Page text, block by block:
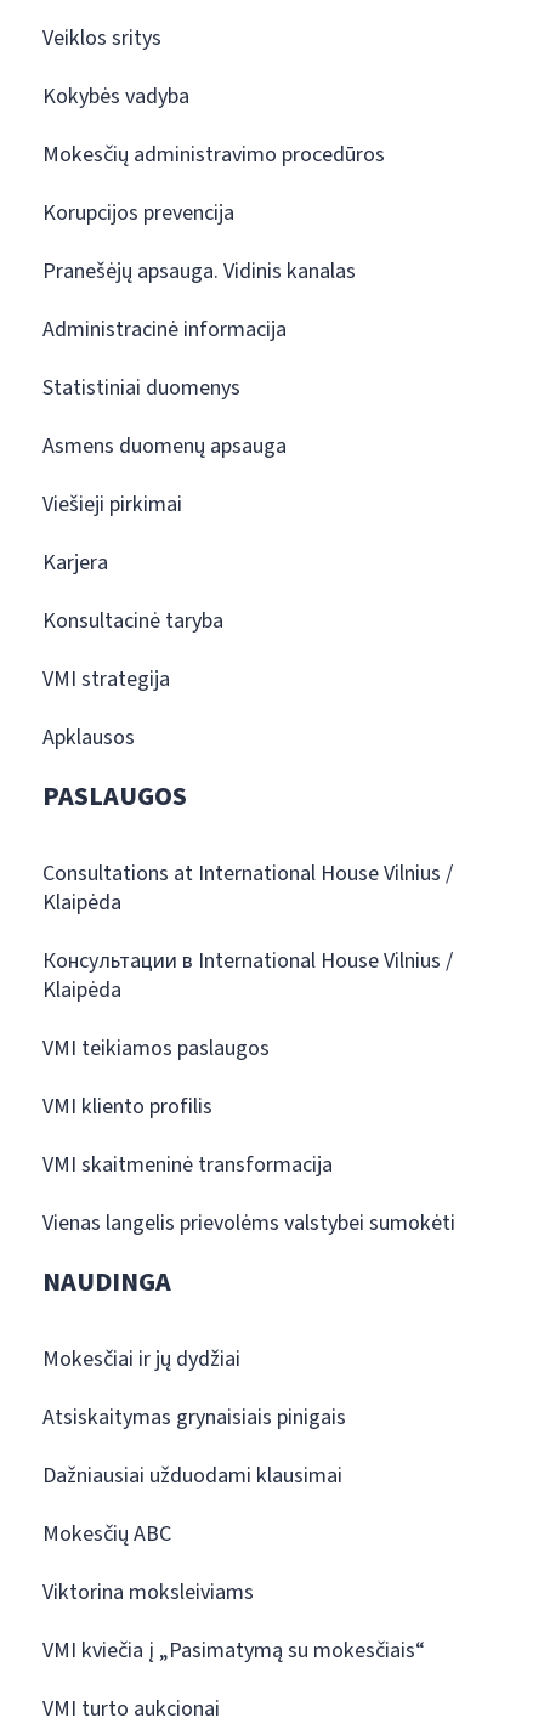
Veiklos sritys
Kokybės vadyba
Mokesčių administravimo procedūros
Korupcijos prevencija
Pranešėjų apsauga. Vidinis kanalas
Administracinė informacija
Statistiniai duomenys
Asmens duomenų apsauga
Viešieji pirkimai
Karjera
Konsultacinė taryba
VMI strategija
Apklausos
PASLAUGOS
Consultations at International House Vilnius /
Klaipėda
Консультации в International House Vilnius /
Klaipėda
VMI teikiamos paslaugos
VMI kliento profilis
VMI skaitmeninė transformacija
Vienas langelis prievolėms valstybei sumokėti
NAUDINGA
Mokesčiai ir jų dydžiai
Atsiskaitymas grynaisiais pinigais
Dažniausiai užduodami klausimai
Mokesčių ABC
Viktorina moksleiviams
VMI kviečia į „Pasimatymą su mokesčiais“
VMI turto aukcionai